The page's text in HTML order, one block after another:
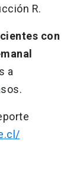
R.
con
a